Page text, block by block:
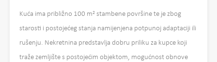
Kuća ima približno 100 m² stambene površine te je zbog
starosti i postojećeg stanja namijenjena potpunoj adaptaciji ili
rušenju. Nekretnina predstavlja dobru priliku za kupce koji
traže zemljište s postojećim objektom, mogućnost obnove